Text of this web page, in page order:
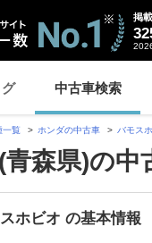
掲
中古車検索
一覧 ホンダの中古車 バモス
森県)の中
ホビオ の基本情報